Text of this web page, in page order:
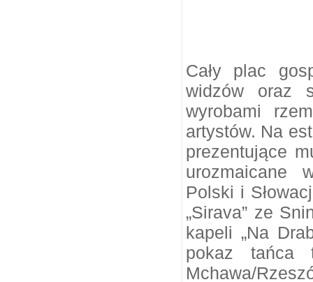
Cały plac
widzów oraz
wyrobami
artystów. Na
prezentujące
urozmaicane
Polski i
„Sirava” ze
kapeli „Na
pokaz tańca
Mchawa/